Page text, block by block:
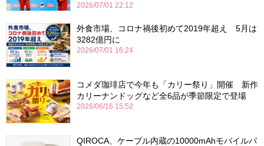
2026/07/01 22:12
外食市場、コロナ禍後初めて2019年超え 5月は
3282億円に
2026/07/01 16:24
コメダ珈琲店で今年も「カリー祭り」開催 新作
カリーナンドッグなど全6品が季節限定で登場
2026/06/16 15:52
QIROCA、ケーブル内蔵の10000mAhモバイルバ